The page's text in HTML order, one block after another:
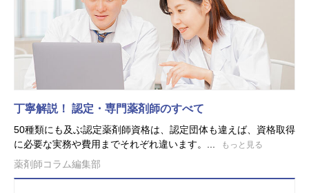
丁寧解説！ 認定・専門薬剤師のすべて
50種類にも及ぶ認定薬剤師資格は、認定団体も違えば、資格取得
に必要な実務や費用までそれぞれ違います。...
もっと見る
薬剤師コラム編集部